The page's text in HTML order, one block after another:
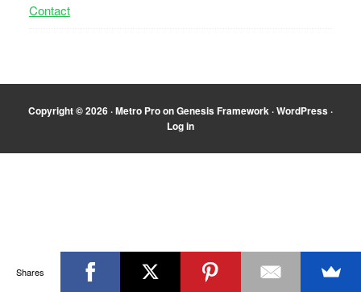
Contact
Copyright © 2026 ·Metro ProonGenesis Framework ·WordPress ·
Log in
Shares